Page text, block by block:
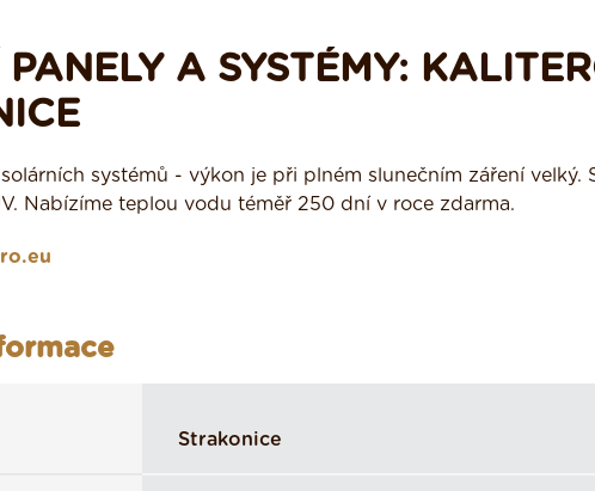
A SYSTÉMY:
systémů - výkon je při plném slunečním záření velký.
Nabízíme teplou vodu téměř 250 dní v roce zdarma.
Strakonice